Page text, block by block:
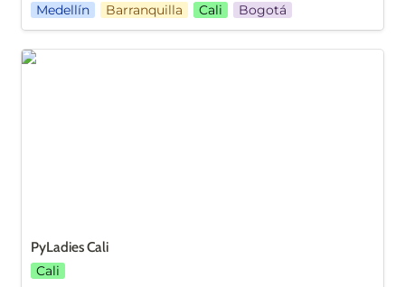
Medellín Barranquilla Cali Bogotá
PyLadies Cali
PyLadies Cali
Cali